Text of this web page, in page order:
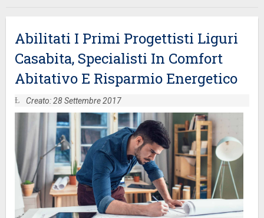
Abilitati I Primi Progettisti Liguri
Casabita, Specialisti In Comfort
Abitativo E Risparmio Energetico
Creato: 28 Settembre 2017